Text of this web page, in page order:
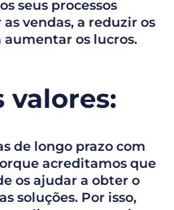
seus processos
vendas, a reduzir os
aumentar os lucros.
valores:
de longo prazo com
acreditamos que
os ajudar a obter o
soluções. Por isso,